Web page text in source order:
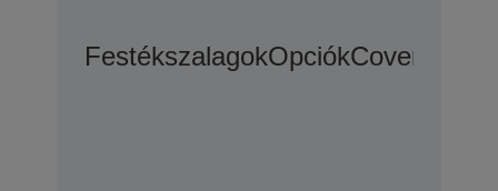
FestékszalagokOpciókCoverPlus